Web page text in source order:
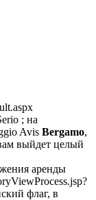
; на
Avis Bergamo,
выйдет целый
аренды
флаг, в